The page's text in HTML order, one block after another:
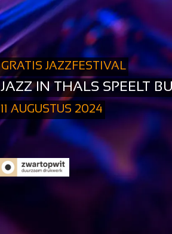
11 AUGUSTUS 2024
JAZZ IN THALS SPEELT
GRATIS JAZZFESTIVAL